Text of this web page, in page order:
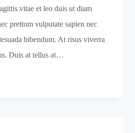
vitae et leo duis ut diam
pretium vulputate sapien nec
bibendum. At risus viverra
Duis at tellus at…